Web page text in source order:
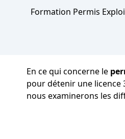
Formation Permis
En ce qui concerne le
pour détenir une licence
nous examinerons les